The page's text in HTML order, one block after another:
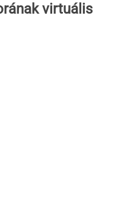
virtuális